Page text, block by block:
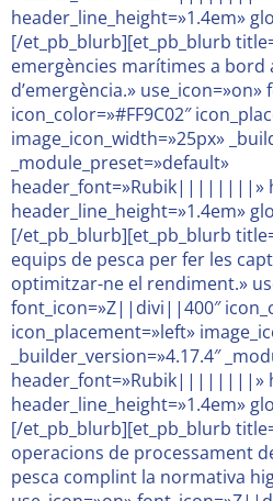
header_line_height=»1.4em»
[/et_pb_blurb][et_pb_blurb
emergències marítimes a bord
d’emergència.»
icon_color=»#FF9C02″
image_icon_width=»25px»
_module_preset=»default»
header_font=»Rubik||||||||»
header_line_height=»1.4em»
[/et_pb_blurb][et_pb_blurb
equips de pesca per fer les
optimitzar-ne el rendiment.»
font_icon=»Z||divi||400″
icon_placement=»left»
_builder_version=»4.17.4″
header_font=»Rubik||||||||»
header_line_height=»1.4em»
[/et_pb_blurb][et_pb_blurb
operacions de processament
pesca complint la normativa